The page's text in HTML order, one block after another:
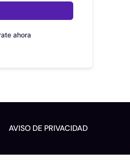
ahora
AVISO DE PRIVACIDAD